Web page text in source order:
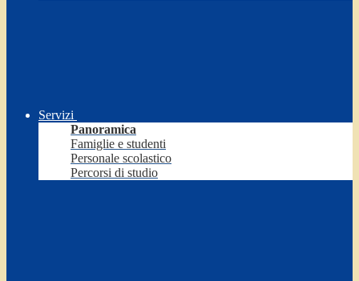
Servizi
Panoramica
Famiglie e studenti
Personale scolastico
Percorsi di studio